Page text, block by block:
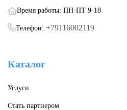
Время работы: ПН-ПТ 9-18
Телефон: +79116002119
Каталог
Услуги
Стать партнером